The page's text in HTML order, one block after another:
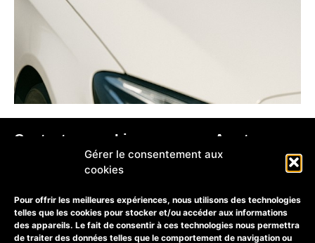
Gérer le consentement aux
cookies
Pour offrir les meilleures expériences, nous utilisons des technologies
telles que les cookies pour stocker et/ou accéder aux informations
des appareils. Le fait de consentir à ces technologies nous permettra
de traiter des données telles que le comportement de navigation ou
Contact
Marguerittes
+33 6 58 29
91 67
Liens
rapides
A votre
service
Pour tous vos
déplacements